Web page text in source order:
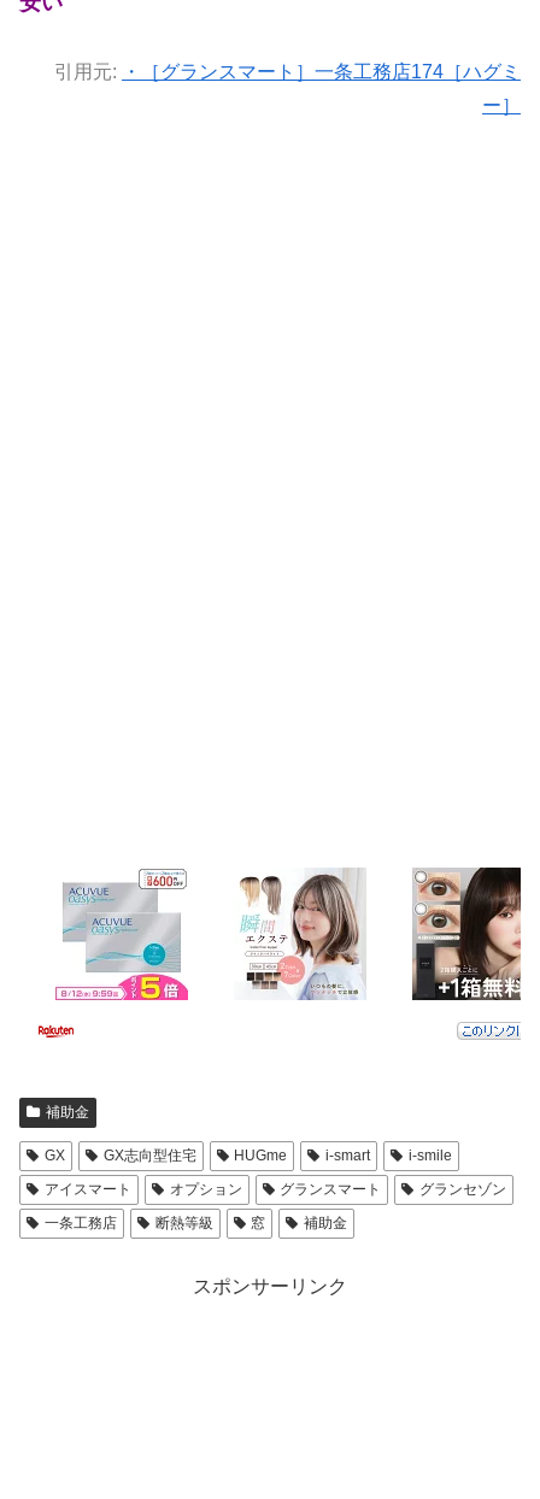
引用元:
・［グランスマート］一条工務店174［ハグミ
ー］
補助金
GX GX志向型住宅 HUGme i-smart
i-smile
アイスマート
オプション グランスマート
グランセゾン
一条工務店
断熱等級 窓 補助金
スポンサーリンク